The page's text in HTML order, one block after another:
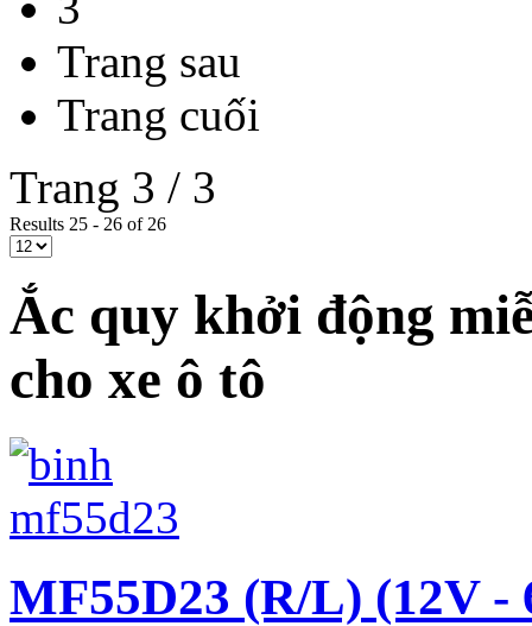
Trang sau
Trang cuối
Trang 3 / 3
Results 25 - 26 of 26
Ắc quy khởi động
cho xe ô tô
MF55D23 (R/L) (12V -